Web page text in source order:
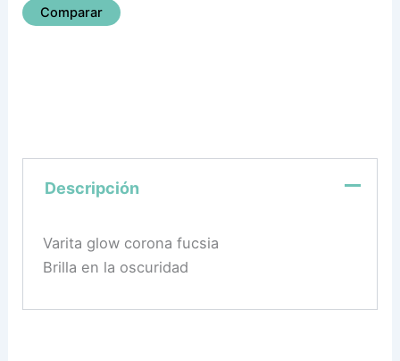
Comparar
Descripción
Varita glow corona fucsia
Brilla en la oscuridad